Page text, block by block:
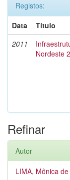
Registos:
Data
Título
2011
Nordeste
Refinar
Autor
LIMA, Mônica